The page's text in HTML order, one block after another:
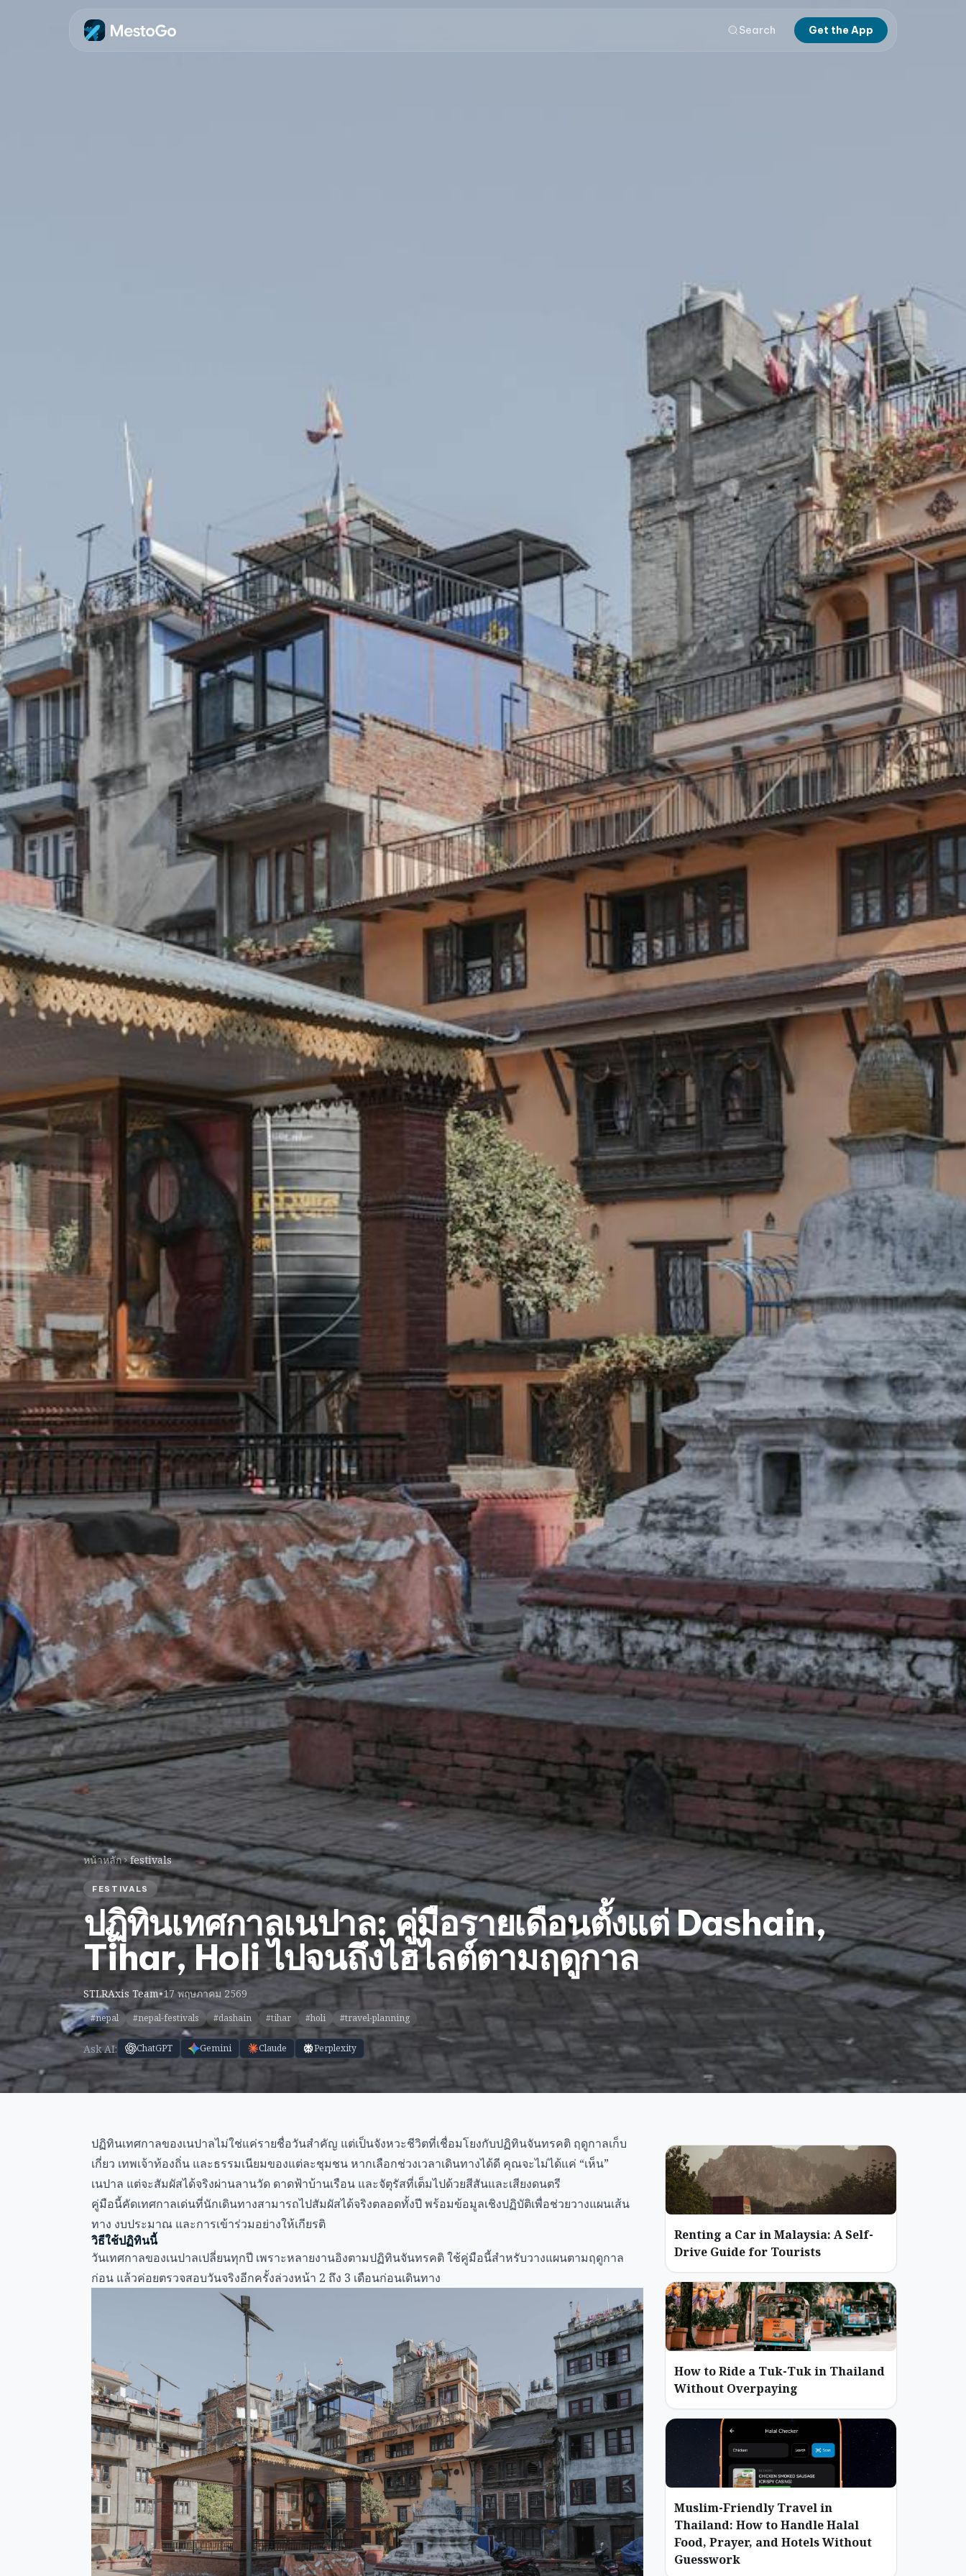
Search Get the App
หน้าหลัก festivals
FESTIVALS
ปฏิทินเทศกาลเนปาล: คู่มือรายเดือนตั้งแต่ Dashain,
Tihar, Holi ไปจนถึงไฮไลต์ตามฤดูกาล
STLRAxis Team•17 พฤษภาคม 2569
#nepal #nepal-festivals #dashain #tihar #holi #travel-planning
Ask AI: ChatGPT Gemini Claude Perplexity
ปฏิทินเทศกาลของเนปาลไม่ใช่แค่รายชื่อวันสำคัญ แต่เป็นจังหวะชีวิตที่เชื่อมโยงกับปฏิทินจันทรคติ ฤดูกาลเก็บ
เกี่ยว เทพเจ้าท้องถิ่น และธรรมเนียมของแต่ละชุมชน หากเลือกช่วงเวลาเดินทางได้ดี คุณจะไม่ได้แค่ “เห็น”
เนปาล แต่จะสัมผัสได้จริงผ่านลานวัด ดาดฟ้าบ้านเรือน และจัตุรัสที่เต็มไปด้วยสีสันและเสียงดนตรี
คู่มือนี้คัดเทศกาลเด่นที่นักเดินทางสามารถไปสัมผัสได้จริงตลอดทั้งปี พร้อมข้อมูลเชิงปฏิบัติเพื่อช่วยวางแผนเส้น
ทาง งบประมาณ และการเข้าร่วมอย่างให้เกียรติ
วิธีใช้ปฏิทินนี้
วันเทศกาลของเนปาลเปลี่ยนทุกปี เพราะหลายงานอิงตามปฏิทินจันทรคติ ใช้คู่มือนี้สำหรับวางแผนตามฤดูกาล
ก่อน แล้วค่อยตรวจสอบวันจริงอีกครั้งล่วงหน้า 2 ถึง 3 เดือนก่อนเดินทาง
Renting a Car in Malaysia: A Self-
Drive Guide for Tourists
How to Ride a Tuk-Tuk in Thailand
Without Overpaying
Muslim-Friendly Travel in
Thailand: How to Handle Halal
Food, Prayer, and Hotels Without
Guesswork